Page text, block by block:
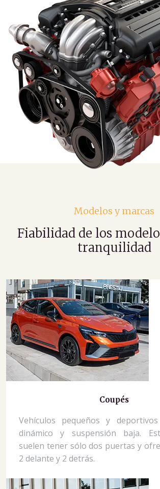
Modelos y marcas
Fiabilidad de los
tranquilidad
Coupés
Vehículos pequeños y
dinámico y suspensión baja.
suelen tener sólo dos puertas y
2 delante y 2 detrás.